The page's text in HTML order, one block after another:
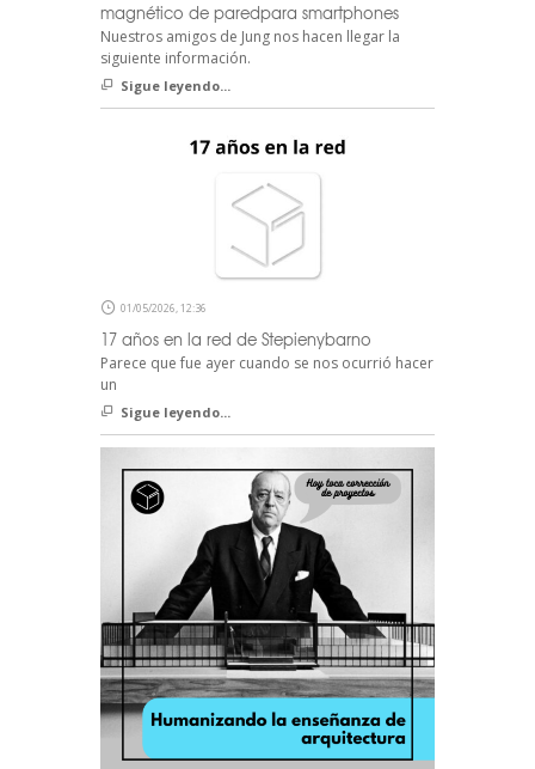
magnético de paredpara smartphones
Nuestros amigos de Jung nos hacen llegar la
siguiente información.
Sigue leyendo...
01/05/2026, 12:36
17 años en la red de Stepienybarno
Parece que fue ayer cuando se nos ocurrió hacer
un
Sigue leyendo...